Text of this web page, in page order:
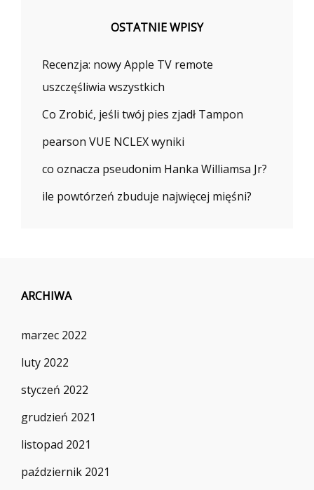
OSTATNIE WPISY
Recenzja: nowy Apple TV remote
uszczęśliwia wszystkich
Co Zrobić, jeśli twój pies zjadł Tampon
pearson VUE NCLEX wyniki
co oznacza pseudonim Hanka Williamsa Jr?
ile powtórzeń zbuduje najwięcej mięśni?
ARCHIWA
marzec 2022
luty 2022
styczeń 2022
grudzień 2021
listopad 2021
październik 2021